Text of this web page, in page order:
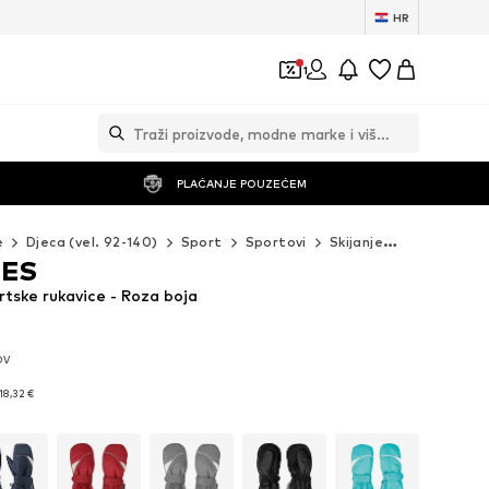
HR
1
PLAĆANJE POUZEĆEM
Djeca (vel. 92-140) Sport Sportovi Skijanje
18,32 €
rukavice - Roza boja